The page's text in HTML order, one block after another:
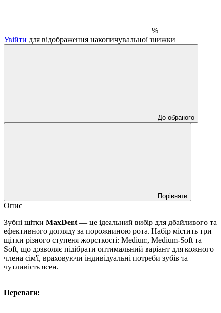
%
Увійти для відображення накопичувальної знижки
До обраного
Порівняти
Опис
Зубні щітки MaxDent — це ідеальний вибір для дбайливого та
ефективного догляду за порожниною рота. Набір містить три
щітки різного ступеня жорсткості: Medium, Medium-Soft та
Soft, що дозволяє підібрати оптимальний варіант для кожного
члена сім'ї, враховуючи індивідуальні потреби зубів та
чутливість ясен.
Переваги: